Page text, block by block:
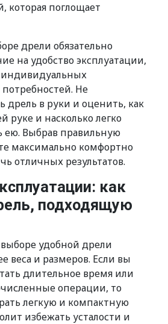
которая поглощает
дрели обязательно
на удобство эксплуатации,
Не
дрель в руки и оценить, как
руке и насколько легко
ею. Выбрав правильную
максимально комфортно
отличных результатов.
как
подходящую
удобной дрели
веса и размеров. Если вы
длительное время или
операции, то
легкую и компактную
избежать усталости и